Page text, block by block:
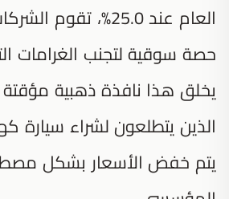
العام عند 25.0%،
حصة سوقية لتجنب الغرامات
يخلق هذا نافذة ذهبية
الذين يتطلعون لشراء سيارة
يتم خفض الأسعار بشكل